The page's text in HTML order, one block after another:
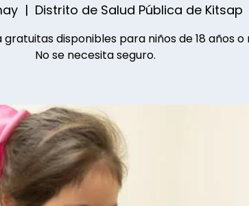
  |
Distrito de Salud Pública de Kitsap
disponibles para niños de 18 años o
No se necesita seguro.